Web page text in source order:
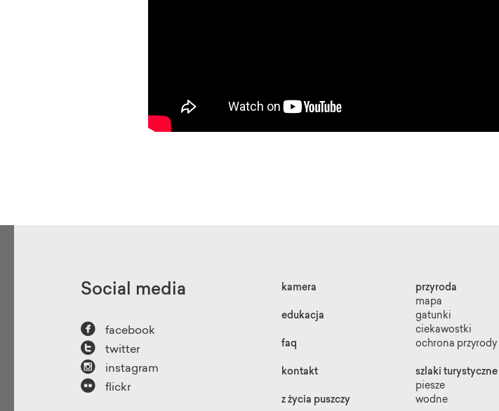
Social media
 facebook
 twitter
 instagram
 flickr
kamera
edukacja
faq
kontakt
z życia puszczy
przyroda
mapa
gatunki
ciekawostki
ochrona przyrody
szlaki turystyczne
piesze
wodne